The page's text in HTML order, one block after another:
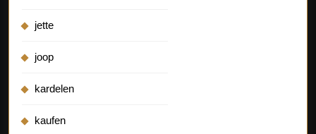
jette
joop
kardelen
kaufen